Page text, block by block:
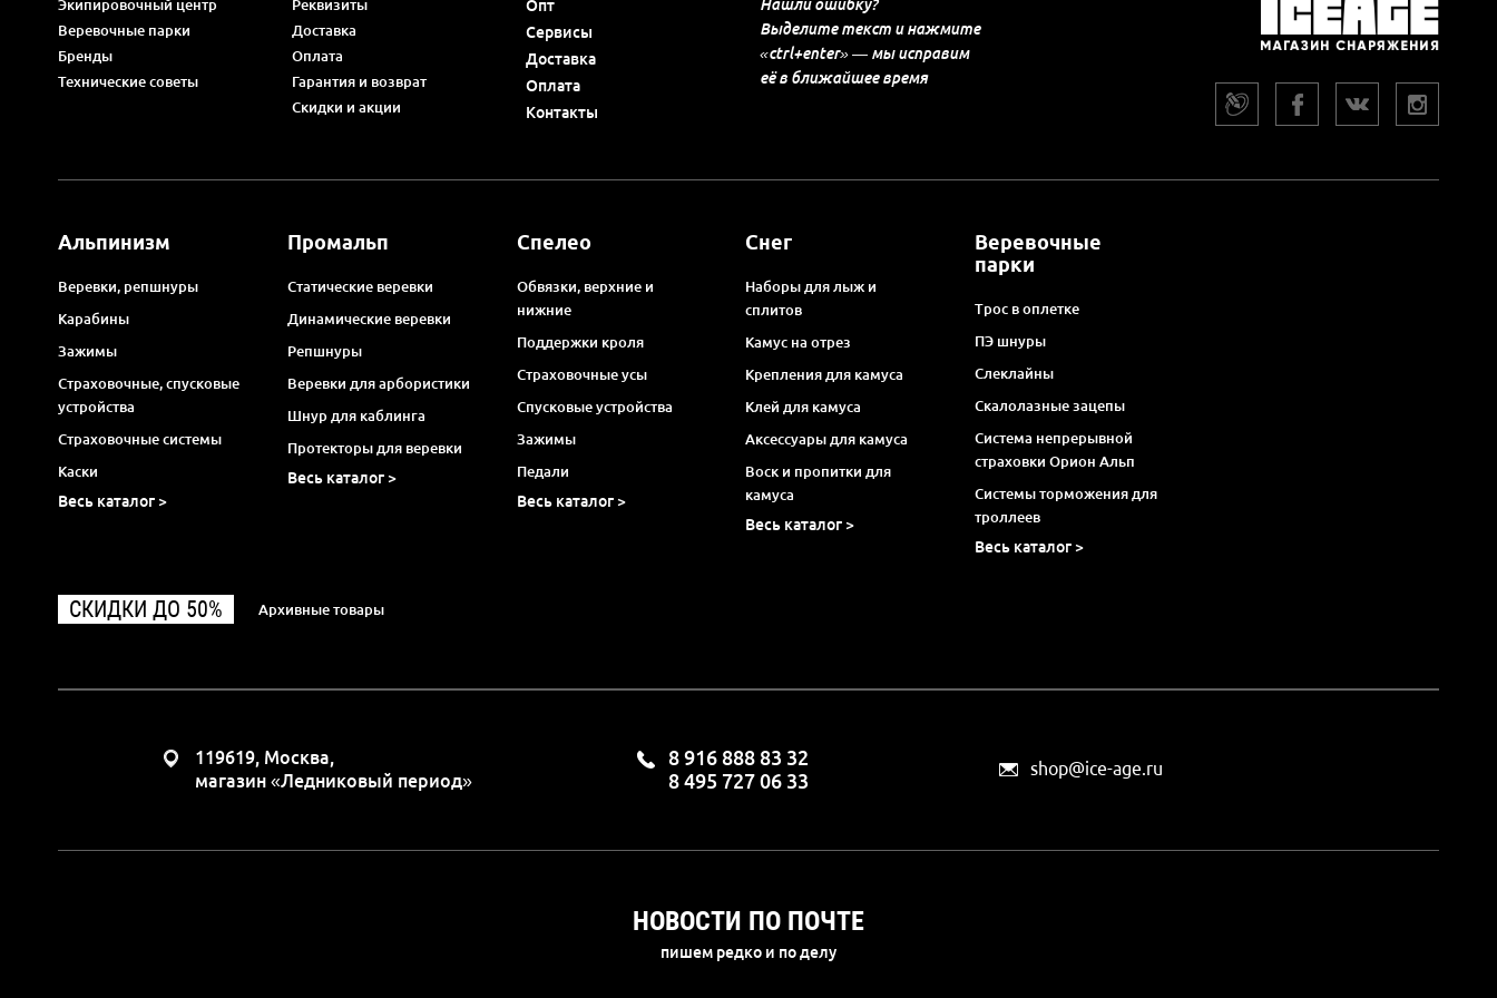
Экипировочный центр
Веревочные парки
Бренды
Технические советы
Реквизиты
Доставка
Оплата
Гарантия и возврат
Скидки и акции
Опт
Сервисы
Доставка
Оплата
Контакты
Нашли ошибку?
Выделите текст и нажмите
«ctrl+enter» — мы исправим
её в ближайшее время
Альпинизм
Веревки, репшнуры
Карабины
Зажимы
Страховочные, спусковые
устройства
Страховочные системы
Каски
Весь каталог >
Промальп
Статические веревки
Динамические веревки
Репшнуры
Веревки для арбористики
Шнур для каблинга
Протекторы для веревки
Весь каталог >
Спелео
Обвязки, верхние и
нижние
Поддержки кроля
Страховочные усы
Спусковые устройства
Зажимы
Педали
Весь каталог >
Снег
Наборы для лыж и
сплитов
Камус на отрез
Крепления для камуса
Клей для камуса
Аксессуары для камуса
Воск и пропитки для
камуса
Весь каталог >
Веревочные
парки
Трос в оплетке
ПЭ шнуры
Слеклайны
Скалолазные зацепы
Система непрерывной
страховки Орион Альп
Системы торможения для
троллеев
Весь каталог >
СКИДКИ ДО 50% Архивные товары
119619, Москва,
магазин «Ледниковый период»
8 916 888 83 32
8 495 727 06 33
shop@ice-age.ru
НОВОСТИ ПО ПОЧТЕ
пишем редко и по делу